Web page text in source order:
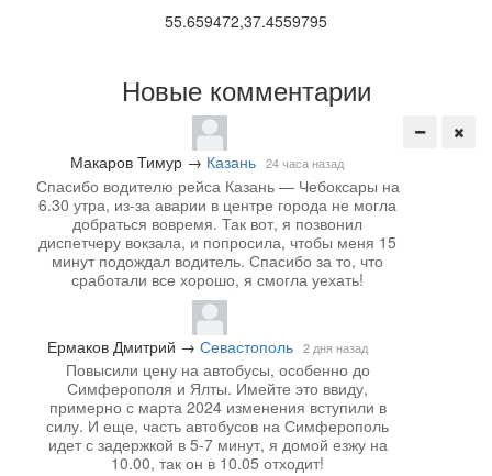
55.659472,37.4559795
Новые комментарии
Макаров Тимур → Казань 24 часа назад
Спасибо водителю рейса Казань — Чебоксары на
6.30 утра, из-за аварии в центре города не могла
добраться вовремя. Так вот, я позвонил
диспетчеру вокзала, и попросила, чтобы меня 15
минут подождал водитель. Спасибо за то, что
сработали все хорошо, я смогла уехать!
Ермаков Дмитрий → Севастополь 2 дня назад
Повысили цену на автобусы, особенно до
Симферополя и Ялты. Имейте это ввиду,
примерно с марта 2024 изменения вступили в
силу. И еще, часть автобусов на Симферополь
идет с задержкой в 5-7 минут, я домой езжу на
10.00, так он в 10.05 отходит!